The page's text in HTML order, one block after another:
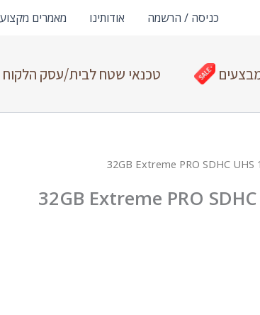
כניסה / הרשמה אודותינו מאמרים
טכנאי שטח לבית/עסק הלקוח
32GB Extreme PRO